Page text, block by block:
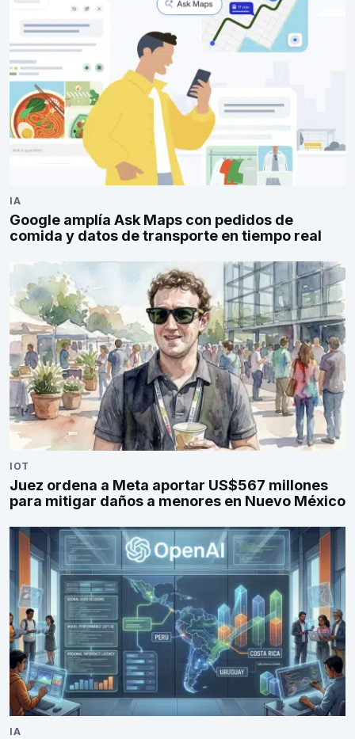
IA
Google amplía Ask Maps con pedidos de
comida y datos de transporte en tiempo real
IOT
Juez ordena a Meta aportar US$567 millones
para mitigar daños a menores en Nuevo México
IA